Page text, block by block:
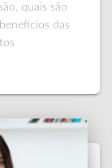
quais são
das